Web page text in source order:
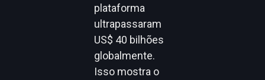
plataforma
ultrapassaram
US$ 40 bilhões
globalmente.
Isso mostra o